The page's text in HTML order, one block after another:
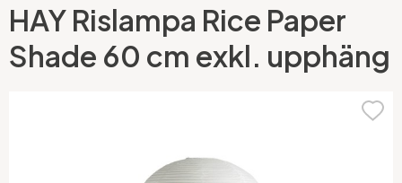
HAY Rislampa Rice Paper
Shade 60 cm exkl. upphäng